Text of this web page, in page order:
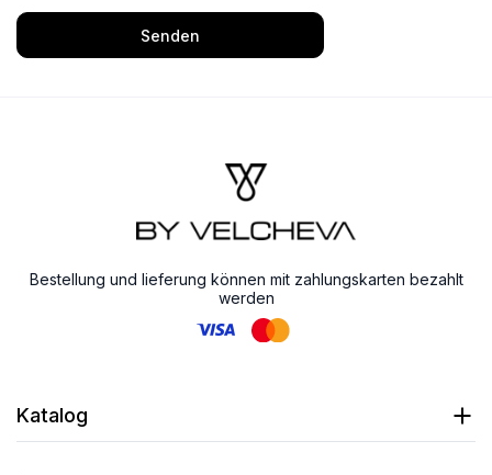
Senden
Bestellung und lieferung können mit zahlungskarten bezahlt
werden
Katalog